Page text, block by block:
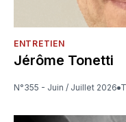
ENTRETIEN
Jérôme Tonetti
N°355 - Juin / Juillet 2026